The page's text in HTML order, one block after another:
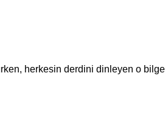
herkesin derdini dinleyen o bilge